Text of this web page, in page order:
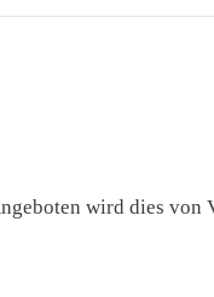
wird dies von